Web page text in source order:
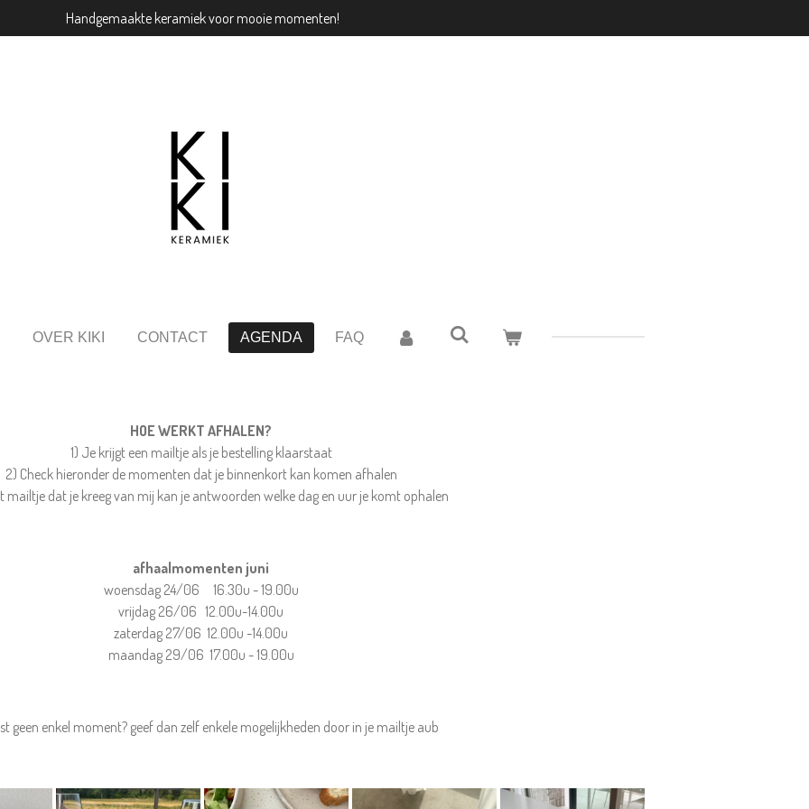
Handgemaakte keramiek voor mooie momenten!
OVER KIKI CONTACT AGENDA FAQ
HOE WERKT AFHALEN?
1) Je krijgt een mailtje als je bestelling klaarstaat
2) Check hieronder de momenten dat je binnenkort kan komen afhalen
mailtje dat je kreeg van mij kan je antwoorden welke dag en uur je komt ophalen
afhaalmomenten juni
woensdag 24/06 16.30u - 19.00u
vrijdag 26/06 12.00u-14.00u
zaterdag 27/06 12.00u -14.00u
maandag 29/06 17.00u - 19.00u
geen enkel moment? geef dan zelf enkele mogelijkheden door in je mailtje aub